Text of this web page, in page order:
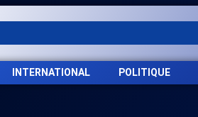
INTERNATIONAL POLITIQUE